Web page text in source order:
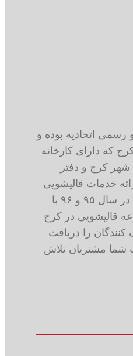
اتحادیه بوده و
که دارای کارخانه
کرج و دفتر
خدمات قالیشویی
کرج می باشد، این مجموعه در سال ۹۵ و ۹۶ با
قالیشویی در کرج
را دریافت
شما مشتریان تلاش